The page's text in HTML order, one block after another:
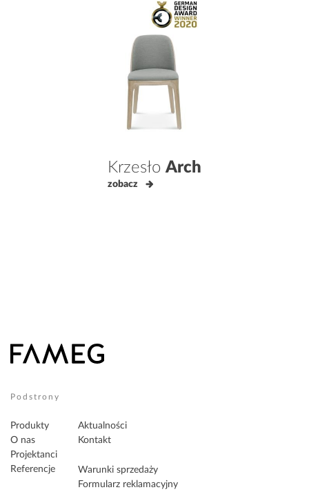
KrzesłoArch
zobacz
Podstrony
Produkty
O nas
Projektanci
Referencje
Aktualności
Kontakt
Warunki sprzedaży
Formularz reklamacyjny